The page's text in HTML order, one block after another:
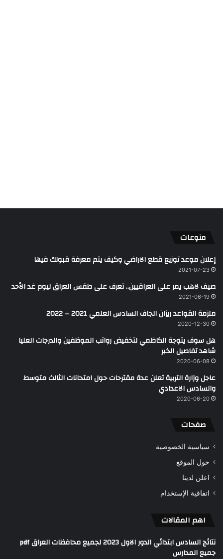
منوعات
إعلان موعد توزيع قطع الاراضي وكيف يتم معرفة قبولك فيها
2021-07-23
صيف لاهب يمر على العراقيين.. تعرف على طقس العراق ليوم غد الأحد
2021-06-19
ملزمة القواعد ريزان الجاف السادس العلمي 2021 – 2022
2020-12-30
هل سوف يتوجة الكاظمي لتخفيض رواتب الموظفين والدرجات العليا
شاهد تفاصيل الخبر
2020-06-08
عاجل وزارة التربية تعلن عدة مقترحات حول امتحانات الثالث متوسط
والسادس الاعدادي
2020-06-20
صفحات
سياسية الخصوصية
حول الموقع
اعلن لدينا
اتفاقية الإستخدام
اهم المقالات
نتائج السادس ابتدائي الدور الاول 2023 لجميع محافظات العراق pdf
جميع المدارس